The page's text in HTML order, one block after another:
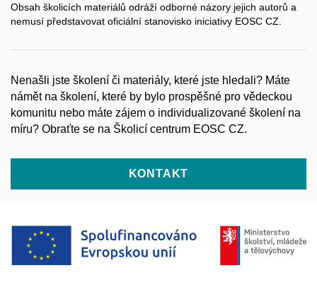
Obsah školicích materiálů odráží odborné názory jejich autorů a
nemusí představovat oficiální stanovisko iniciativy EOSC CZ.
Nenašli jste školení či materiály, které jste hledali? Máte
námět na školení, které by bylo prospěšné pro vědeckou
komunitu nebo máte zájem o individualizované školení na
míru? Obraťte se na Školicí centrum EOSC CZ.
KONTAKT